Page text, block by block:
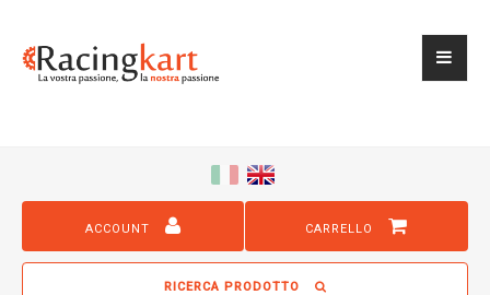
ACCOUNT CARRELLO
RICERCA PRODOTTO